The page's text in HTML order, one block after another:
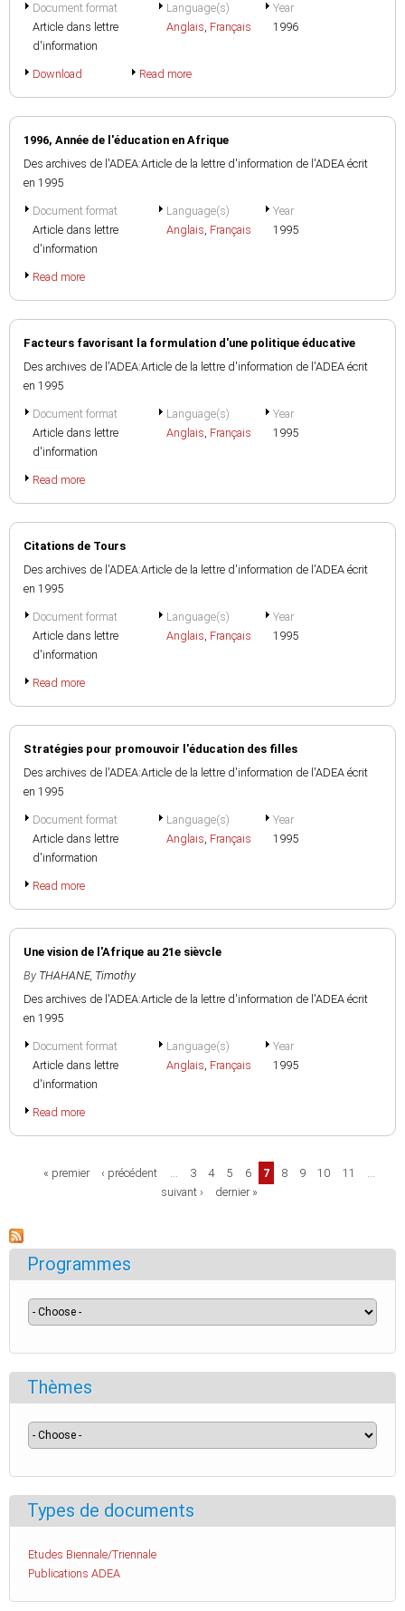
Document format
Article dans lettre
d'information
Language(s)
Anglais, Français
Year
1996
Download Read more
1996, Année de l'éducation en Afrique
Des archives de l'ADEA:Article de la lettre d'information de l'ADEA écrit
en 1995
Document format
Article dans lettre
d'information
Language(s)
Anglais, Français
Year
1995
Read more
Facteurs favorisant la formulation d'une politique éducative
Des archives de l'ADEA:Article de la lettre d'information de l'ADEA écrit
en 1995
Document format
Article dans lettre
d'information
Language(s)
Anglais, Français
Year
1995
Read more
Citations de Tours
Des archives de l'ADEA:Article de la lettre d'information de l'ADEA écrit
en 1995
Document format
Article dans lettre
d'information
Language(s)
Anglais, Français
Year
1995
Read more
Stratégies pour promouvoir l'éducation des filles
Des archives de l'ADEA:Article de la lettre d'information de l'ADEA écrit
en 1995
Document format
Article dans lettre
d'information
Language(s)
Anglais, Français
Year
1995
Read more
Une vision de l'Afrique au 21e sièvcle
By THAHANE, Timothy
Des archives de l'ADEA:Article de la lettre d'information de l'ADEA écrit
en 1995
Document format
Article dans lettre
d'information
Language(s)
Anglais, Français
Year
1995
Read more
Pages« premier ‹ précédent … 3 4 5 6 7 8 9 10 11
…
suivant ›
dernier »
Programmes
Thèmes
Types de documents
Etudes Biennale/Triennale
Publications ADEA